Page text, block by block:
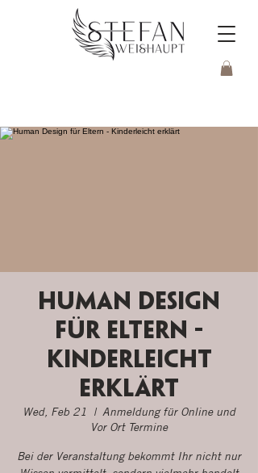
Human Design
für Eltern -
Kinderleicht
erklärt
Wed, Feb 21
  |
Anmeldung für Online und
Vor Ort Termine
Bei der Veranstaltung bekommt Ihr nicht nur